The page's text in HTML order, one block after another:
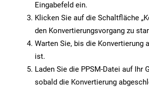
Eingabefeld ein.
Klicken Sie auf die Schaltfläche
den Konvertierungsvorgang zu
Warten Sie, bis die Konvertierung
ist.
Laden Sie die PPSM-Datei auf Ihr
sobald die Konvertierung